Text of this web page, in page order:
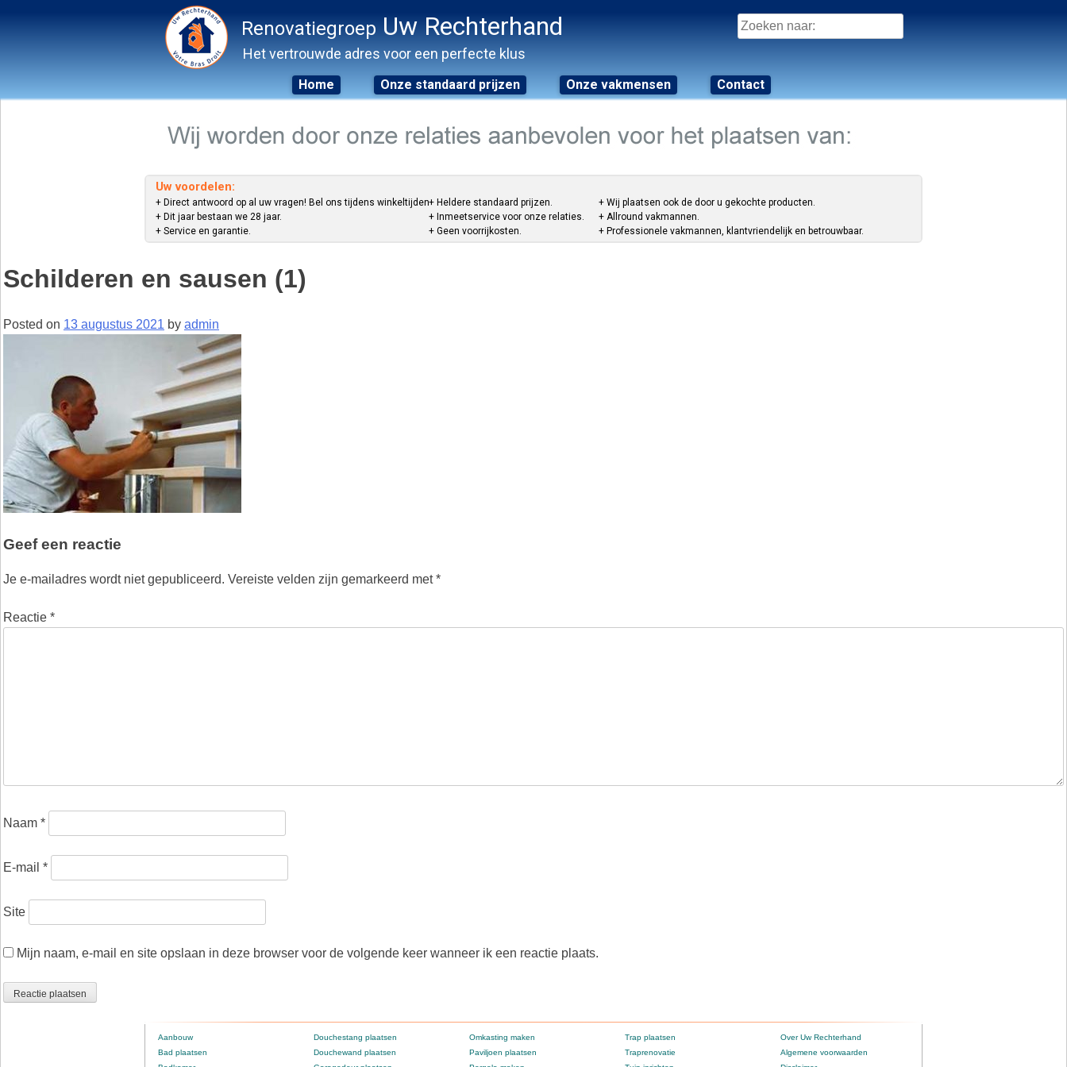
Renovatiegroep Uw Rechterhand
Het vertrouwde adres voor een perfecte klus
Zoeken
naar:
Home Onze standaard prijzen Onze vakmensen Contact
Uw voordelen:
+ Direct antwoord op al uw vragen! Bel ons tijdens winkeltijden.
+ Dit jaar bestaan we 28 jaar.
+ Service en garantie.
+ Heldere standaard prijzen.
+ Inmeetservice voor onze relaties.
+ Geen voorrijkosten.
+ Wij plaatsen ook de door u gekochte producten.
+ Allround vakmannen.
+ Professionele vakmannen, klantvriendelijk en betrouwbaar.
Schilderen en sausen (1)
Posted on 13 augustus 2021 by admin
Geef een reactie
Je e-mailadres wordt niet gepubliceerd. Vereiste velden zijn gemarkeerd met*
Reactie *
Naam *
E-mail *
Site
Mijn naam, e-mail en site opslaan in deze browser voor de volgende keer wanneer ik een reactie plaats.
Aanbouw
Bad plaatsen
Douchestang plaatsen
Douchewand plaatsen
Omkasting maken
Paviljoen plaatsen
Trap plaatsen
Traprenovatie
Over Uw Rechterhand
Algemene voorwaarden